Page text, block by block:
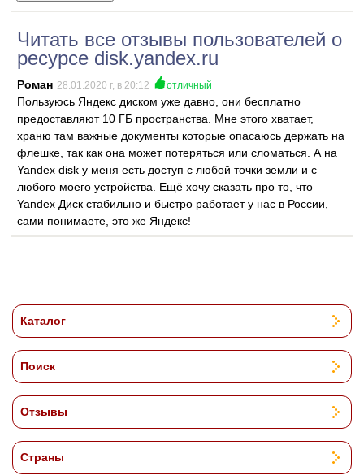
Читать все отзывы пользователей о
ресурсе disk.yandex.ru
Роман 28.01.2020 г, в 20:12 отличный
Пользуюсь Яндекс диском уже давно, они бесплатно
предоставляют 10 ГБ пространства. Мне этого хватает,
храню там важные документы которые опасаюсь держать на
флешке, так как она может потеряться или сломаться. А на
Yandex disk у меня есть доступ с любой точки земли и с
любого моего устройства. Ещё хочу сказать про то, что
Yandex Диск стабильно и быстро работает у нас в России,
сами понимаете, это же Яндекс!
Каталог
Поиск
Отзывы
Страны